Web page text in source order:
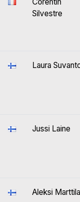
Silvestre
Laura
Jussi Laine
Aleksi Marttila